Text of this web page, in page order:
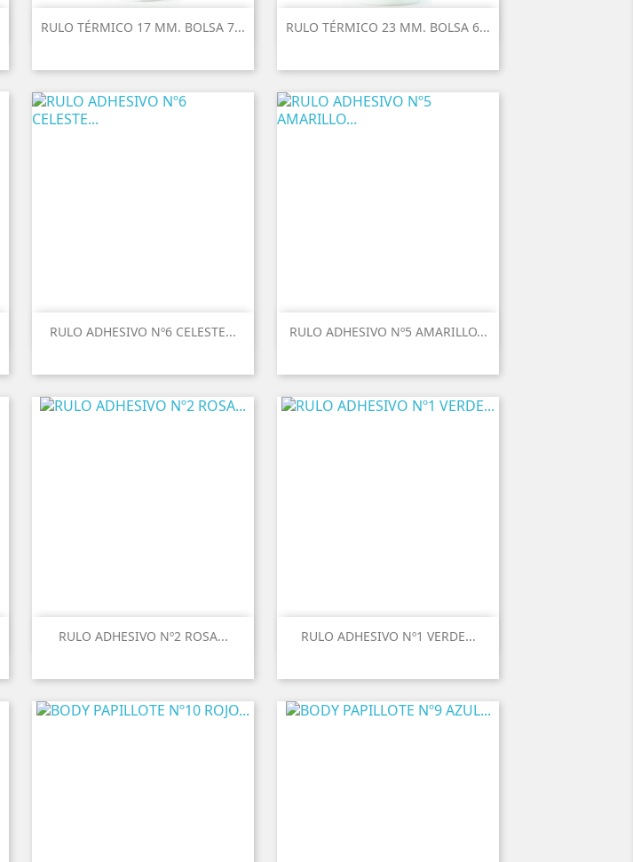
RULO TÉRMICO 17 MM. BOLSA 7... RULO TÉRMICO 23 MM. BOLSA 6...
RULO ADHESIVO Nº6 CELESTE... RULO ADHESIVO Nº5 AMARILLO...
RULO ADHESIVO Nº2 ROSA... RULO ADHESIVO Nº1 VERDE...